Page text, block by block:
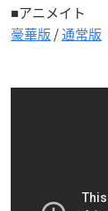
■アニメイト
豪華版 /通常版